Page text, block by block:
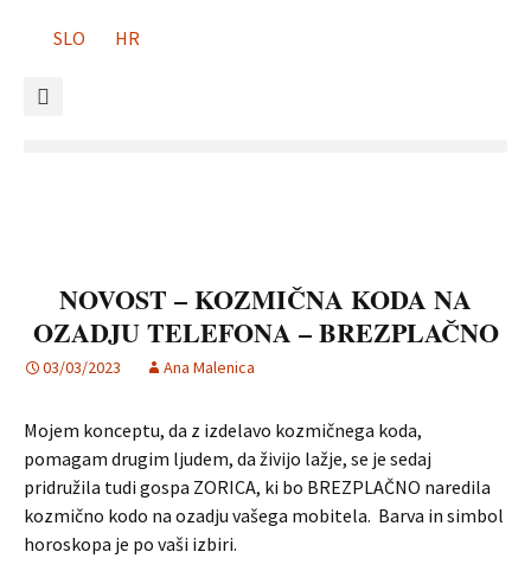
SLO HR
NOVOST – KOZMIČNA KODA NA
OZADJU TELEFONA – BREZPLAČNO
03/03/2023 Ana Malenica
Mojem konceptu, da z izdelavo kozmičnega koda,
pomagam drugim ljudem, da živijo lažje, se je sedaj
pridružila tudi gospa ZORICA, ki bo BREZPLAČNO naredila
kozmično kodo na ozadju vašega mobitela. Barva in simbol
horoskopa je po vaši izbiri.